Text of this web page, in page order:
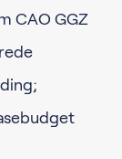
CAO GGZ